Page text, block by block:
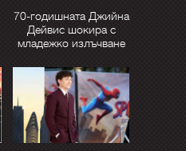
70-годишната Джийна
Дейвис шокира с
младежко излъчване